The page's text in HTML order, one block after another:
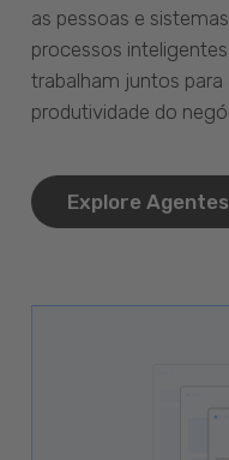
as pessoas e
processos
trabalham juntos para
produtividade do
Explore